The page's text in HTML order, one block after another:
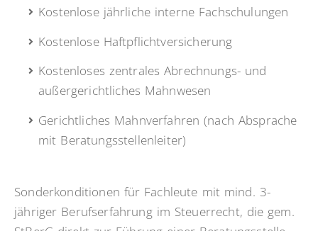
Kostenlose jährliche interne Fachschulungen
Kostenlose Haftpflichtversicherung
Kostenloses zentrales Abrechnungs- und
außergerichtliches Mahnwesen
Gerichtliches Mahnverfahren (nach Absprache
mit Beratungsstellenleiter)
Sonderkonditionen für Fachleute mit mind. 3-
jähriger Berufserfahrung im Steuerrecht, die gem.